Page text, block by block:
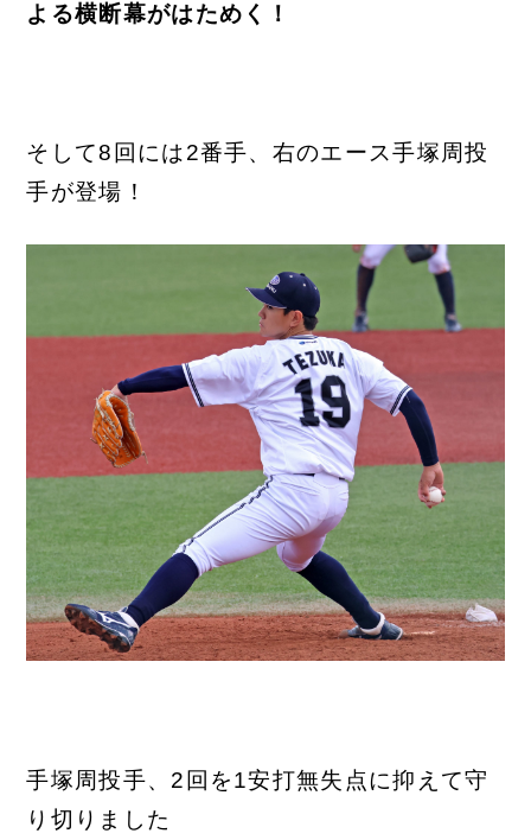
よる横断幕がはためく！
そして8回には2番手、右のエース手塚周投
手が登場！
手塚周投手、2回を1安打無失点に抑えて守
り切りました